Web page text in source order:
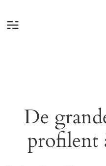
De
profilent